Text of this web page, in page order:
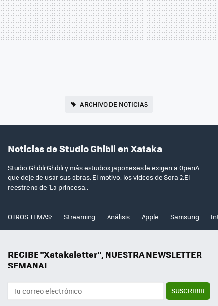
ARCHIVO DE NOTICIAS
Noticias de Studio Ghibli en Xataka
Studio Ghibli:Ghibli y más estudios japoneses le exigen a OpenAI
que deje de usar sus obras. El motivo: los vídeos de Sora 2.El
reestreno de 'La princesa..
OTROS TEMAS: Streaming Análisis Apple Samsung
RECIBE "Xatakaletter", NUESTRA NEWSLETTER
SEMANAL
SUSCRIBIR